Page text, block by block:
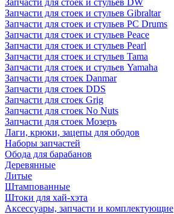
Запчасти для стоек и стульев DW
Запчасти для стоек и стульев Gibraltar
Запчасти для стоек и стульев PC Drums
Запчасти для стоек и стульев Peace
Запчасти для стоек и стульев Pearl
Запчасти для стоек и стульев Tama
Запчасти для стоек и стульев Yamaha
Запчасти для стоек Danmar
Запчасти для стоек DDS
Запчасти для стоек Grig
Запчасти для стоек No Nuts
Запчасти для стоек Мозеръ
Лаги, крюки, зацепы для ободов
Наборы запчастей
Обода для барабанов
Деревянные
Литые
Штампованные
Штоки для хай-хэта
Аксессуары, запчасти и комплектующие